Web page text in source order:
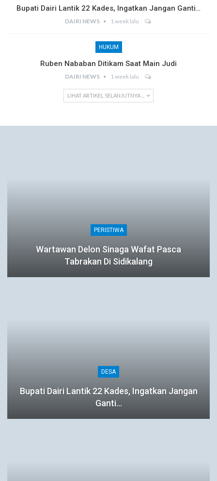
Bupati Dairi Lantik 22 Kades, Ingatkan Jangan Ganti…
DAIRI NEWS 1 week lalu
HUKUM
Ruben Nababan Ditikam Saat Main Judi
DAIRI NEWS 1 week lalu
LIHAT ARTIKEL SELANJUTNYA ...
PERISTIWA
Wartawan Delon Sinaga Wafat Pasca
Tabrakan Di Sidikalang
DESA
Bupati Dairi Lantik 22 Kades, Ingatkan Jangan
Ganti…